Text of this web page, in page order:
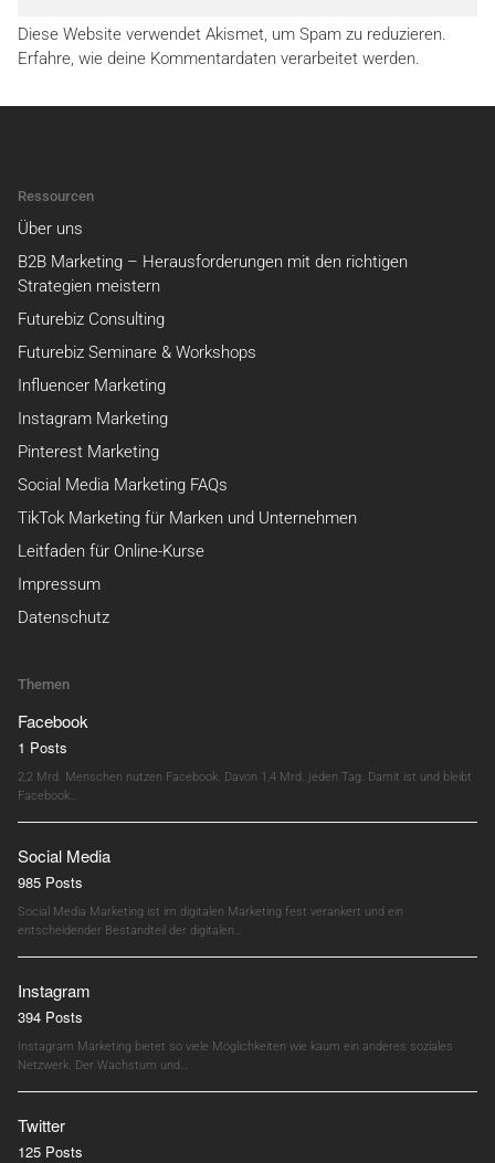
Diese Website verwendet Akismet, um Spam zu reduzieren.
Erfahre, wie deine Kommentardaten verarbeitet werden.
Ressourcen
Über uns
B2B Marketing – Herausforderungen mit den richtigen
Strategien meistern
Futurebiz Consulting
Futurebiz Seminare & Workshops
Influencer Marketing
Instagram Marketing
Pinterest Marketing
Social Media Marketing FAQs
TikTok Marketing für Marken und Unternehmen
Leitfaden für Online-Kurse
Impressum
Datenschutz
Themen
Facebook
1 Posts
2,2 Mrd. Menschen nutzen Facebook. Davon 1,4 Mrd. jeden Tag. Damit ist und bleibt
Facebook…
Social Media
985 Posts
Social Media Marketing ist im digitalen Marketing fest verankert und ein
entscheidender Bestandteil der digitalen…
Instagram
394 Posts
Instagram Marketing bietet so viele Möglichkeiten wie kaum ein anderes soziales
Netzwerk. Der Wachstum und…
Twitter
125 Posts